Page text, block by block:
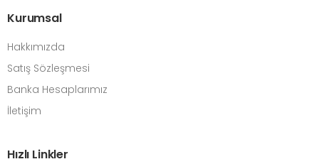
Kurumsal
Hakkımızda
Satış Sözleşmesi
Banka Hesaplarımız
İletişim
Hızlı Linkler